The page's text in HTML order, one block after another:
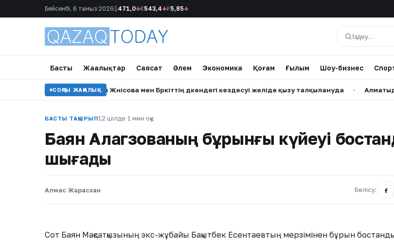
Бейсенбі, 6 тамыз 2026 $471,0↓€543,4↓₽5,85↓
Іздеу
Басты Жаңалықтар Саясат Әлем Экономика Қоғам Ғылым Шоу-бизнес
СОҢҒЫ ЖАҢАЛЫҚ
Мақпал Жүнісова мен Бүркіттің дүкендегі кездесуі желіде қызу талқылануда • Алматыда 45
БАСТЫ ТАҚЫРЫП12 шілде·1 мин оқу
Баян Алагөзованың бұрынғы күйеуі
шығады
Алмас Жарасхан Бөлісу:
Сот Баян Мақсатқызының экс-жұбайы Бақытбек Есентаевтың мерзімінен бұрын